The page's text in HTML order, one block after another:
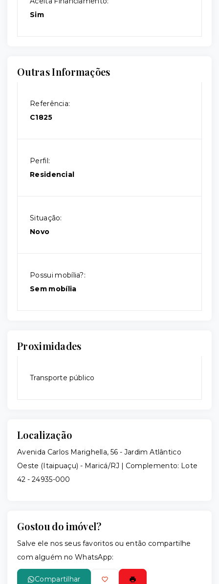
Sim
Outras Informações
Referência:
C1825
Perfil:
Residencial
Situação:
Novo
Possui mobília?:
Sem mobília
Proximidades
Transporte público
Localização
Avenida Carlos Marighella, 56 - Jardim Atlântico
Oeste (Itaipuaçu) - Maricá/RJ | Complemento: Lote
42 - 24935-000
Gostou do imóvel?
Salve ele nos seus favoritos ou então compartilhe
com alguém no WhatsApp:
Compartilhar